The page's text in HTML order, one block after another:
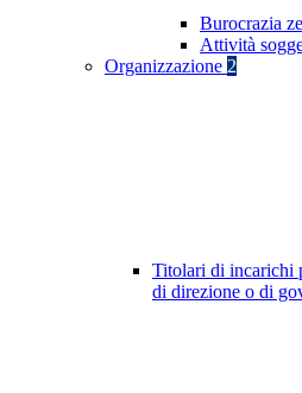
Burocrazia
Attività
Organizzazione 2
Titolari di incarichi
di direzione o di